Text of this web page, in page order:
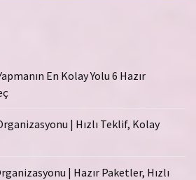
En Kolay Yolu 6 Hazır
| Hızlı Teklif, Kolay
| Hazır Paketler, Hızlı